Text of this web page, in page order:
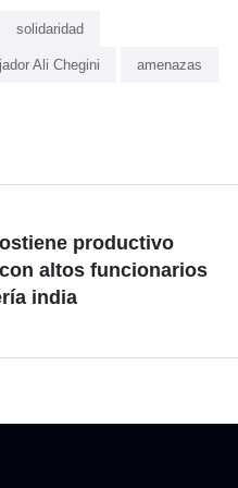
solidaridad
Ali Chegini amenazas
productivo
altos funcionarios
india